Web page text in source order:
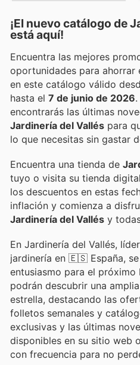
¡El nuevo catálogo de
está aquí!
Encuentra las mejores
oportunidades para
en este catálogo válido
hasta el 7 de junio de 2026
encontrarás las últimas
Jardinería del Vallés para
lo que necesitas sin gastar
Encuentra una tienda de
tuyo o visita su tienda
los descuentos en estas
inflación y comienza a
Jardinería del Vallés y
En Jardinería del Vallés,
jardinería en 🇪🇸 España,
entusiasmo para el próximo
podrán descubrir una
estrella, destacando las
folletos semanales y
exclusivas y las últimas
disponibles en su sitio web
con frecuencia para no